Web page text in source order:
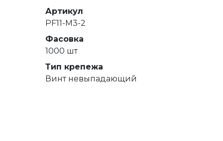
Артикул
PF11-M3-2
Фасовка
1000 шт
Тип крепежа
Винт невыпадающий